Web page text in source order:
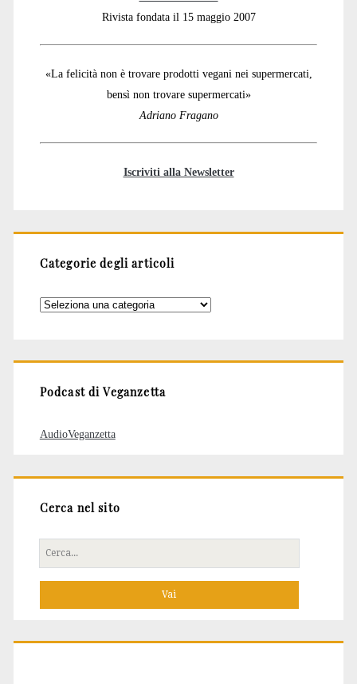
Rivista fondata il 15 maggio 2007
«La felicità non è trovare prodotti vegani nei supermercati,
bensì non trovare supermercati»
Adriano Fragano
Iscriviti alla Newsletter
Categorie degli articoli
Categorie
Podcast di Veganzetta
AudioVeganzetta
Cerca nel sito
Cerca
per: